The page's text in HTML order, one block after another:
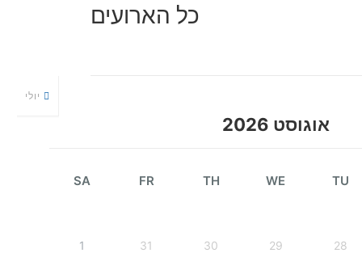
כל הארועים
יולי
אוגוסט 2026
TU
WE
TH
FR
SA
28
29
30
31
1